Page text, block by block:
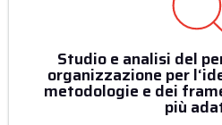
Studio e analisi del
organizzazione per
metodologie e dei
più